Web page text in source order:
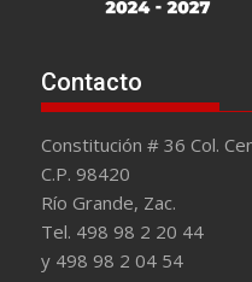
Contacto
Constitución # 36 Col.
C.P. 98420
Río Grande, Zac.
Tel. 498 98 2 20 44
y 498 98 2 04 54